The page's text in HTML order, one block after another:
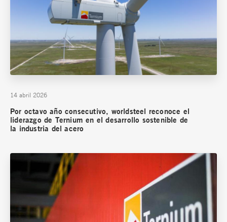
14 abril 2026
Por octavo año consecutivo, worldsteel reconoce el
liderazgo de Ternium en el desarrollo sostenible de
la industria del acero